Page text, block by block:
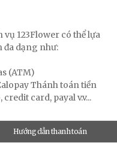
123Flower có thể lựa
dạng như:
(ATM)
Thánh toán tiền
card, payal v.v...
Hướng dẫn thanh toán